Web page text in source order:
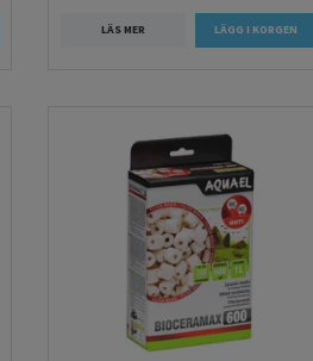
LÄS MER